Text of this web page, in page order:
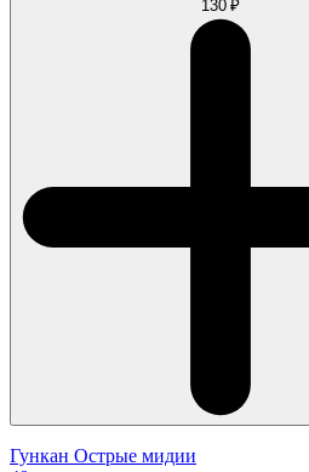
130 ₽
Гункан Острые мидии